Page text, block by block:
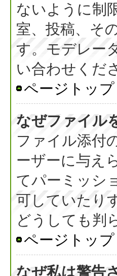
ないように制
室、投稿、そ
す。モデレー
い合わせくだ
ページトップ
なぜファイル
ファイル添付
ーザーに与え
てパーミッシ
可していたり
どうしても判
ページトップ
なぜ私は警告